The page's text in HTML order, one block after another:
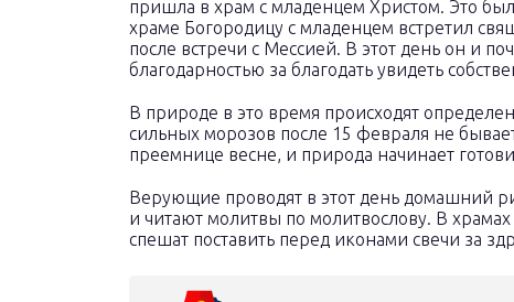
пришла в храм с младенцем Христом. Это
храме Богородицу с младенцем встретил
после встречи с Мессией. В этот день он и
благодарностью за благодать увидеть
В природе в это время происходят
сильных морозов после 15 февраля не
преемнице весне, и природа начинает
Верующие проводят в этот день домашний
и читают молитвы по молитвослову. В
спешат поставить перед иконами свечи за